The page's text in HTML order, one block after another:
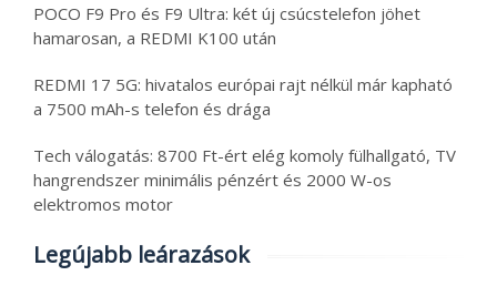
POCO F9 Pro és F9 Ultra: két új csúcstelefon jöhet
hamarosan, a REDMI K100 után
REDMI 17 5G: hivatalos európai rajt nélkül már kapható
a 7500 mAh-s telefon és drága
Tech válogatás: 8700 Ft-ért elég komoly fülhallgató, TV
hangrendszer minimális pénzért és 2000 W-os
elektromos motor
Legújabb leárazások